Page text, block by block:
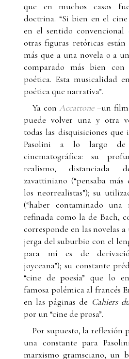
que en muchos casos
doctrina. “Si bien en el
en el sentido convencional
otras figuras retóricas
más que a una novela o a
comparado más bien
poética. Esta musicalidad
poética que narrativa”.
Ya conAccattone –un
puede volver una y otra
todas las disquisiciones que
Pasolini a lo largo
cinematográfica: su
realismo, distanciada
zavattiniano (“pensaba
los neorrealistas”); su
(“haber contaminado una
refinada como la de Bach,
corresponde en las novelas
jerga del suburbio con el
para mí es de
joyceana”); su constante
“cine de poesía” que lo
famosa polémica al francés
en las páginas de Cahiers
por un “cine de prosa”.
Por supuesto, la reflexión
una constante para
marxismo gramsciano, un